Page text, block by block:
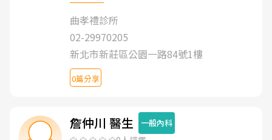
曲孝禮診所
02-29970205
新北市新莊區公園一路84號1樓
0篇分享
詹仲川 醫生 一般內科